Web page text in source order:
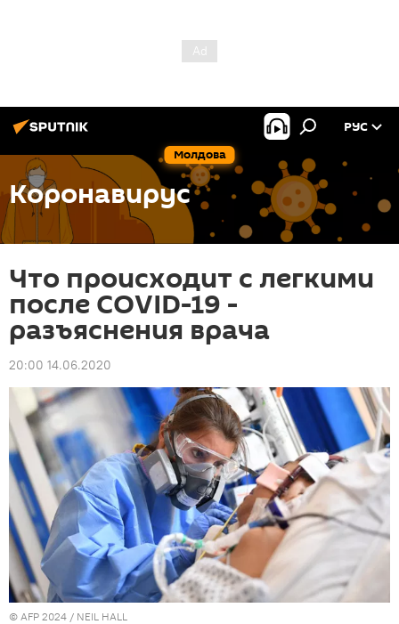
Молдова
РУС
Коронавирус
Что происходит с легкими
после COVID-19 -
разъяснения врача
20:00 14.06.2020
© AFP 2024 / NEIL HALL